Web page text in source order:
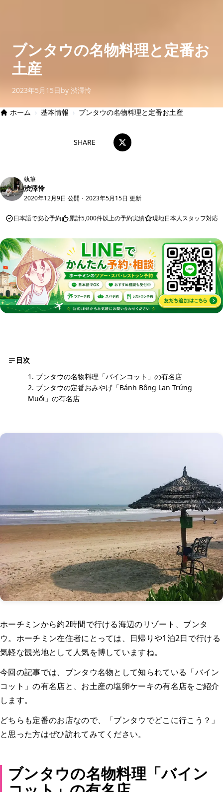
ブンタウの名物料理と定番お
土産
2023年5月15日by 渋澤怜
ホーム › 基本情報 › ブンタウの名物料理と定番お土産
SHARE
執筆
渋澤怜
2020年12月9日 公開 ・ 2023年5月15日 更新
日本語で安心予約 累計5,000件以上の予約実績 現地日本人スタッフ対応
目次
ブンタウの名物料理「バインコット」の有名店
ブンタウの定番おみやげ「Bánh Bông Lan Trứng
Muối」の有名店
ホーチミンから約2時間で行ける海辺のリゾート、ブンタ
ウ。ホーチミン在住者にとっては、日帰りや1泊2日で行ける
気軽な観光地として人気を博していますね。
今回の記事では、ブンタウ名物として知られている「バイン
コット」の有名店と、お土産の塩卵ケーキの有名店をご紹介
します。
どちらも定番のお店なので、「ブンタウでどこに行こう？」
と思った方はぜひ訪れてみてください。
ブンタウの名物料理「バイン